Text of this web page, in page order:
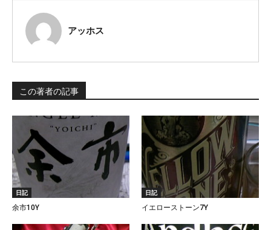
アッホス
この著者の記事
日記
余市10Y
日記
イエローストーン7Y